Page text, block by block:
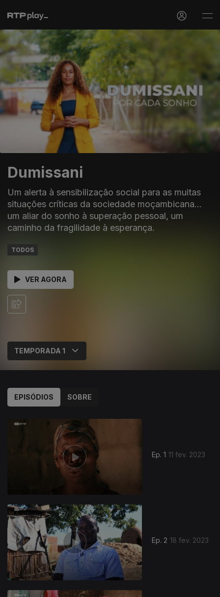
Dumissani
Um alerta à sensibilização social para as muitas
situações críticas da sociedade moçambicana...
um aliar do sonho à superação pessoal, um
caminho da fragilidade à esperança.
TODOS
VER AGORA
EPISÓDIOS SOBRE
Ep. 1 11 fev. 2023
Ep. 2 18 fev. 2023